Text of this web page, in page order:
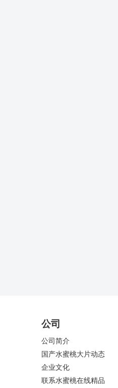
公司
公司简介
国产水蜜桃大片动态
企业文化
联系水蜜桃在线精品